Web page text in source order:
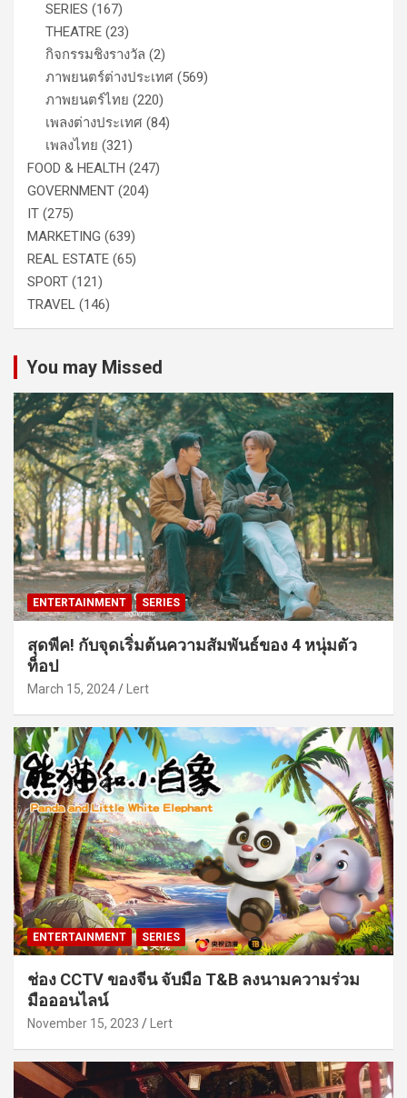
SERIES (167)
THEATRE (23)
กิจกรรมชิงรางวัล (2)
ภาพยนตร์ต่างประเทศ (569)
ภาพยนตร์ไทย (220)
เพลงต่างประเทศ (84)
เพลงไทย (321)
FOOD & HEALTH (247)
GOVERNMENT (204)
IT (275)
MARKETING (639)
REAL ESTATE (65)
SPORT (121)
TRAVEL (146)
You may Missed
ENTERTAINMENT SERIES
สุดพีค! กับจุดเริ่มต้นความสัมพันธ์ของ 4 หนุ่มตัว
ท็อป
March 15, 2024 Lert
ENTERTAINMENT SERIES
ช่อง CCTV ของจีน จับมือ T&B ลงนามความร่วม
มือออนไลน์
November 15, 2023 Lert